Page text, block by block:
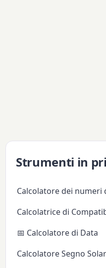
Strumenti in
Calcolatore dei numeri
Calcolatrice di
📅 Calcolatore di Data
Calcolatore Segno